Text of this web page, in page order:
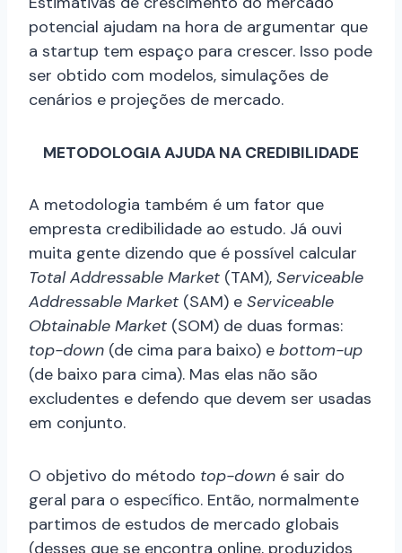
potencial ajudam na hora de argumentar que
a startup tem espaço para crescer. Isso pode
ser obtido com modelos, simulações de
cenários e projeções de mercado.
METODOLOGIA AJUDA NA CREDIBILIDADE
A metodologia também é um fator que
empresta credibilidade ao estudo. Já ouvi
muita gente dizendo que é possível calcular
Total Addressable Market (TAM), Serviceable
Addressable Market (SAM) e Serviceable
Obtainable Market (SOM) de duas formas:
top-down (de cima para baixo) e bottom-up
(de baixo para cima). Mas elas não são
excludentes e defendo que devem ser usadas
em conjunto.
O objetivo do método top-down é sair do
geral para o específico. Então, normalmente
partimos de estudos de mercado globais